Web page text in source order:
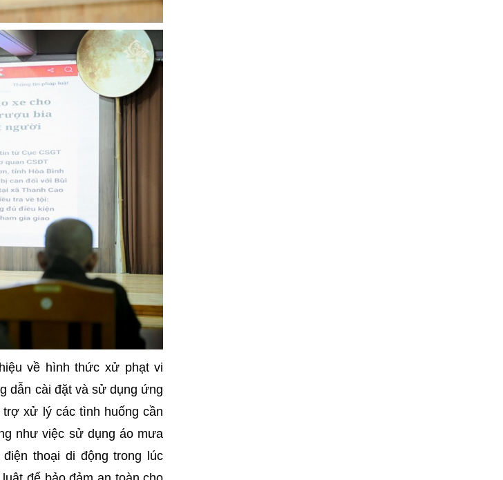
về hình thức xử phạt vi
dẫn cài đặt và sử dụng ứng
xử lý các tình huống cần
như việc sử dụng áo mưa
thoại di động trong lúc